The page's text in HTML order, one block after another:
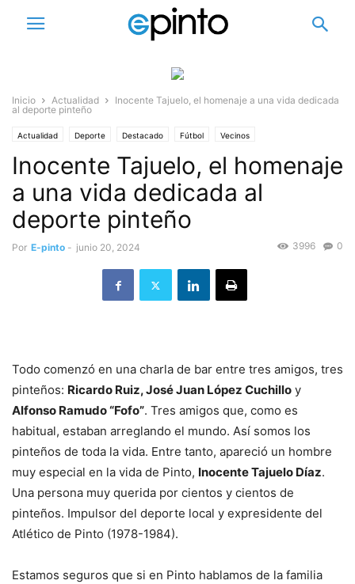
Inicio Actualidad
Inocente Tajuelo, el homenaje a una vida dedicada
al deporte pinteño
Actualidad Deporte Destacado Fútbol Vecinos
Personalidades ilustres Pinto y su historia
Inocente Tajuelo, el homenaje
a una vida dedicada al
deporte pinteño
Por E-pinto - junio 20, 2024 0
3996
Todo comenzó en una charla de bar entre tres amigos, tres
pinteños: Ricardo Ruiz, José Juan López Cuchillo y
Alfonso Ramudo “Fofo”. Tres amigos que, como es
habitual, estaban arreglando el mundo. Así somos los
pinteños de toda la vida. Entre tanto, apareció un hombre
muy especial en la vida de Pinto, Inocente Tajuelo Díaz.
Una persona muy querida por cientos y cientos de
pinteños. Impulsor del deporte local y expresidente del
Atlético de Pinto (1978-1984).
Estamos seguros que si en Pinto hablamos de la familia